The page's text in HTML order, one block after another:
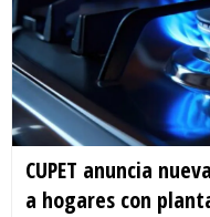
CUPET anuncia
a hogares con